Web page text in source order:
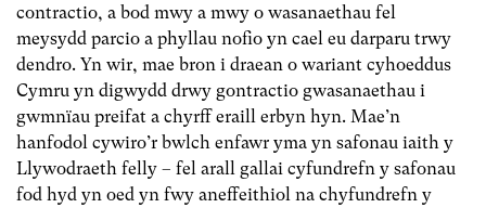
contractio, a bod mwy a mwy o wasanaethau fel
meysydd parcio a phyllau nofio yn cael eu darparu trwy
dendro. Yn wir, mae bron i draean o wariant cyhoeddus
Cymru yn digwydd drwy gontractio gwasanaethau i
gwmnïau preifat a chyrff eraill erbyn hyn. Mae’n
hanfodol cywiro’r bwlch enfawr yma yn safonau iaith y
Llywodraeth felly – fel arall gallai cyfundrefn y safonau
fod hyd yn oed yn fwy aneffeithiol na chyfundrefn y